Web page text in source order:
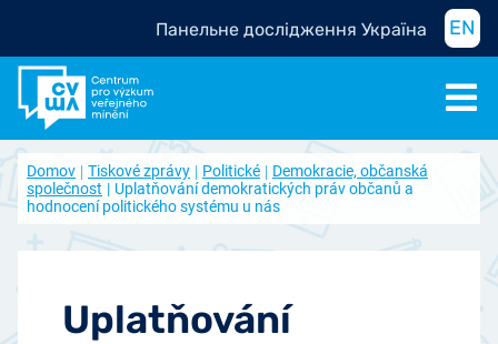
Панельне дослідження Україна EN
Domov Tiskové zprávy Politické
Demokracie, občanská
společnost
Uplatňování demokratických práv občanů a
hodnocení politického systému u nás
Uplatňování